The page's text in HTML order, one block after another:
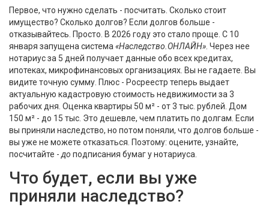
Первое, что нужно сделать - посчитать. Сколько стоит
имущество? Сколько долгов? Если долгов больше -
отказывайтесь. Просто. В 2026 году это стало проще. С 10
января запущена система«Наследство.ОНЛАЙН». Через нее
нотариус за 5 дней получает данные обо всех кредитах,
ипотеках, микрофинансовых организациях. Вы не гадаете. Вы
видите точную сумму. Плюс - Росреестр теперь выдает
актуальную кадастровую стоимость недвижимости за 3
рабочих дня. Оценка квартиры 50 м² - от 3 тыс. рублей. Дом
150 м² - до 15 тыс. Это дешевле, чем платить по долгам. Если
вы приняли наследство, но потом поняли, что долгов больше -
вы уже не можете отказаться. Поэтому: оцените, узнайте,
посчитайте -до подписания бумаг у нотариуса.
Что будет, если вы уже
приняли наследство?